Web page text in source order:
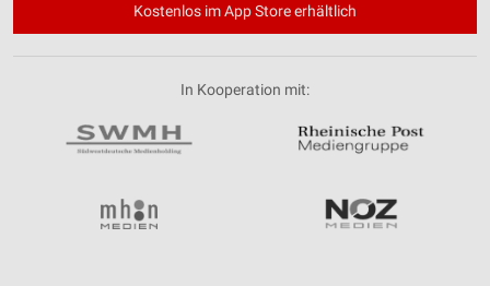
Kostenlos im App Store erhältlich
In Kooperation mit: